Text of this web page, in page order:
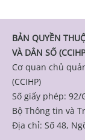
BẢN QUYỀN
VÀ DÂN SỐ
Cơ quan chủ
(CCIHP)
Số giấy phép: 92/
Bộ Thông tin và
Địa chỉ: Số 48,